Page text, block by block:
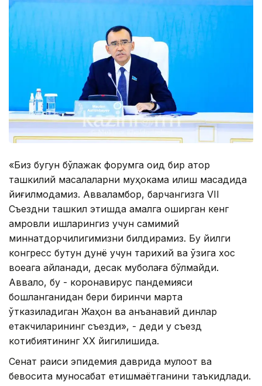
«Биз бугун бўлажак форумга оид бир қатор
ташкилий масалаларни муҳокама қилиш мақсадида
йиғилмоқдамиз. Авваламбор, барчангизга VII
Съездни ташкил этишда амалга оширган кенг
қамровли ишларингиз учун самимий
миннатдорчилигимизни билдирамиз. Бу йилги
конгресс бутун дунё учун тарихий ва ўзига хос
воқеага айланади, десак муболаға бўлмайди.
Аввало, бу - коронавирус пандемияси
бошланганидан бери биринчи марта
ўтказиладиган Жаҳон ва анъанавий динлар
етакчиларининг съезди», - деди у съезд
котибиятининг XX йигилишида.
Сенат раиси эпидемия даврида мулоқот ва
бевосита муносабат етишмаётганини таъкидлади.